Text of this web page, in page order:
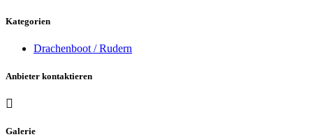
Kategorien
Drachenboot / Rudern
Anbieter kontaktieren
Galerie